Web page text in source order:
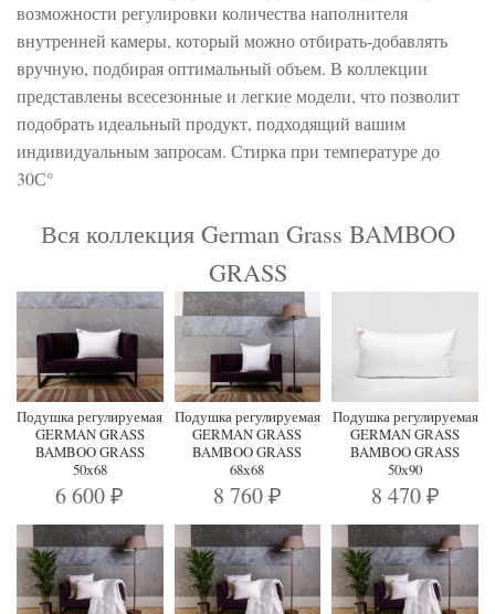
возможности регулировки количества наполнителя
внутренней камеры, который можно отбирать-добавлять
вручную, подбирая оптимальный объем. В коллекции
представлены всесезонные и легкие модели, что позволит
подобрать идеальный продукт, подходящий вашим
индивидуальным запросам. Стирка при температуре до
30С°
Вся коллекция German Grass BAMBOO
GRASS
Подушка регулируемая
GERMAN GRASS
BAMBOO GRASS
50х68
6 600₽
Подушка регулируемая
GERMAN GRASS
BAMBOO GRASS
68х68
8 760 ₽
Подушка регулируемая
GERMAN GRASS
BAMBOO GRASS
50х90
8 470 ₽